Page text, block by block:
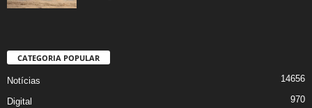
CATEGORIA POPULAR
Notícias 14656
Digital 970